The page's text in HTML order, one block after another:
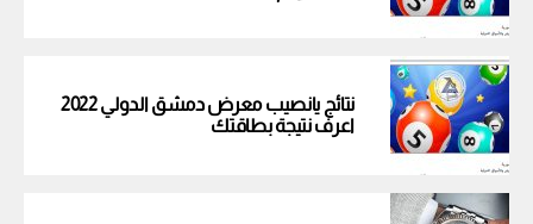
نتائج يانصيب معرض دمشق الدولي 2022
اعرف نتيجة بطاقتك